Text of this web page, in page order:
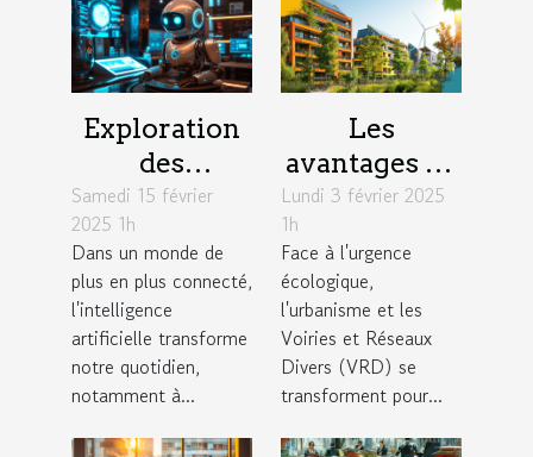
Exploration
des
avantages
des chatbots
basés sur
l'intelligence
artificielle
Samedi 15 février
2025 1h
Dans un monde de
plus en plus connecté,
l'intelligence
artificielle transforme
notre quotidien,
notamment à...
Les
avantages de
l'intégration
technologies
durables en
urbanisme et
VRD
Lundi 3 février 2025
1h
Face à l'urgence
écologique,
l'urbanisme et les
Voiries et Réseaux
Divers (VRD) se
transforment pour...